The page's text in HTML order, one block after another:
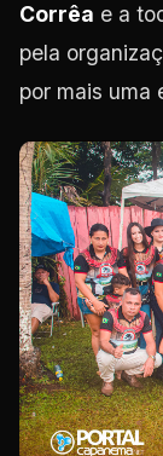
Corrêa e a
pela
por mais uma